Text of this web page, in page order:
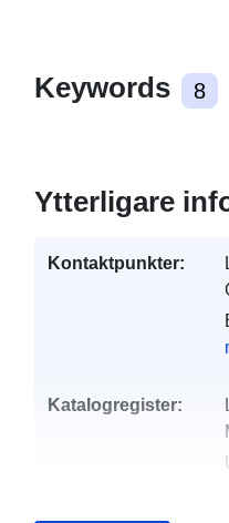
Keywords 8
Ytterligare
Kontaktpunkter:
Katalogregister: